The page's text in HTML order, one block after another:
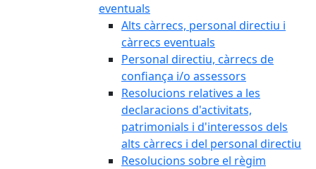
eventuals
Alts càrrecs, personal directiu i
càrrecs eventuals
Personal directiu, càrrecs de
confiança i/o assessors
Resolucions relatives a les
declaracions d'activitats,
patrimonials i d'interessos dels
alts càrrecs i del personal directiu
Resolucions sobre el règim